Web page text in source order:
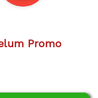
Promo